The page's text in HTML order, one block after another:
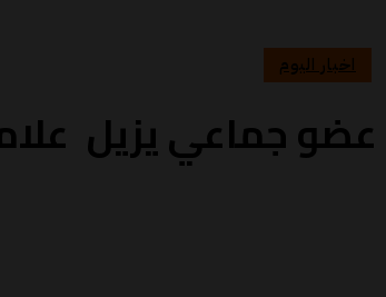
اخبار اليوم
عضو جماعي يزيل